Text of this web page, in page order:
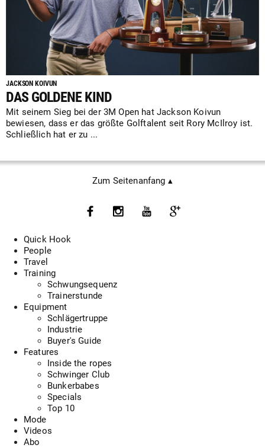
JACKSON KOIVUN
DAS GOLDENE KIND
Mit seinem Sieg bei der 3M Open hat Jackson Koivun
bewiesen, dass er das größte Golftalent seit Rory McIlroy ist.
Schließlich hat er zu ...
Zum Seitenanfang ▴
Quick Hook
People
Travel
Training
Schwungsequenz
Trainerstunde
Equipment
Schlägertruppe
Industrie
Buyer's Guide
Features
Inside the ropes
Schwinger Club
Bunkerbabes
Specials
Top 10
Mode
Videos
Abo